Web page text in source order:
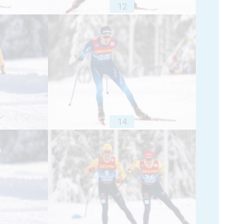
12
14